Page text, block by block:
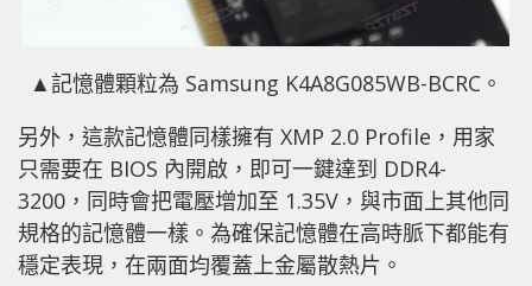
▲記憶體顆粒為 Samsung K4A8G085WB-BCRC。
另外，這款記憶體同樣擁有 XMP 2.0 Profile，用家
只需要在 BIOS 內開啟，即可一鍵達到 DDR4-
3200，同時會把電壓增加至 1.35V，與市面上其他同
規格的記憶體一樣。為確保記憶體在高時脈下都能有
穩定表現，在兩面均覆蓋上金屬散熱片。